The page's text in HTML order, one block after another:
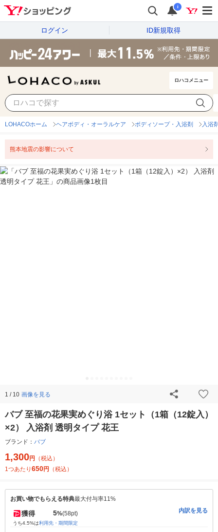
i
ログイン ID新規取得
ロハコメニュー
LOHACOホーム ヘアボディ・オーラルケア ボディソープ・入浴剤 入浴
熊本地震の影響について
1 / 10 画像を見る
バブ 至福の花果実めぐり浴 1セット（1箱（12錠入）
×2） 入浴剤 透明タイプ 花王
ブランド： バブ
1,300円
（税込）
1つあたり 650円 （税込）
お買い物でもらえる特典最大付与率11%
獲得 5%(58pt)
うち4.5%は利用先・期間限定
内訳を見る